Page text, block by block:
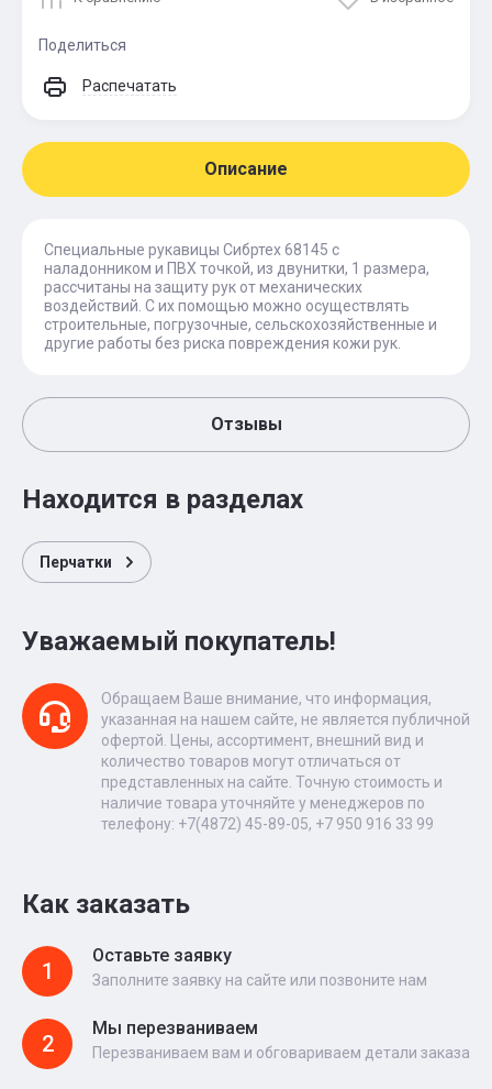
Поделиться
Распечатать
Описание
Специальные рукавицы Сибртех 68145 с
наладонником и ПВХ точкой, из двунитки, 1 размера,
рассчитаны на защиту рук от механических
воздействий. С их помощью можно осуществлять
строительные, погрузочные, сельскохозяйственные и
другие работы без риска повреждения кожи рук.
Отзывы
Находится в разделах
Перчатки
Уважаемый покупатель!
Обращаем Ваше внимание, что информация,
указанная на нашем сайте, не является публичной
офертой. Цены, ассортимент, внешний вид и
количество товаров могут отличаться от
представленных на сайте. Точную стоимость и
наличие товара уточняйте у менеджеров по
телефону: +7(4872) 45-89-05, +7 950 916 33 99
Как заказать
1
Оставьте заявку
Заполните заявку на сайте или позвоните нам
2
Мы перезваниваем
Перезваниваем вам и обговариваем детали заказа